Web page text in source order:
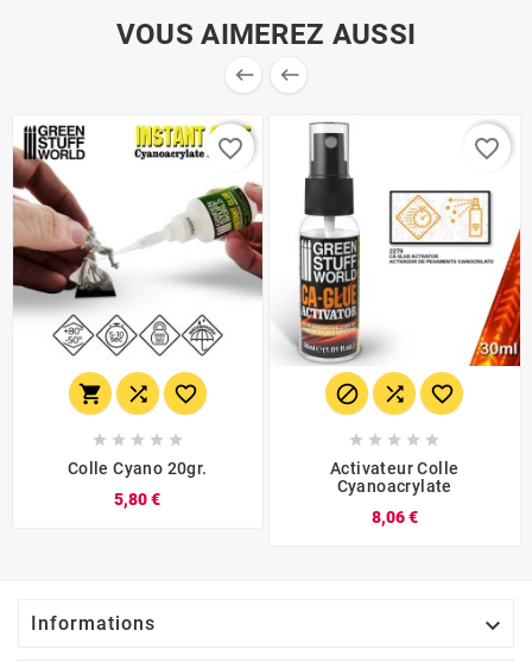
VOUS AIMEREZ AUSSI
 
  
    
Colle Cyano 20gr.
5,80 €
favorite_border
  
    
Activateur Colle
Cyanoacrylate
8,06 €
favorite_border
Informations 